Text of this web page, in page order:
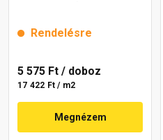
Rendelésre
5 575 Ft / doboz
17 422 Ft / m2
Megnézem